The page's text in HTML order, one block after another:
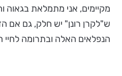
מקיימים, אני מתמלאת
ש"לקרן רונן" יש חלק, גם אם
הנפלאים האלה ובתרומה